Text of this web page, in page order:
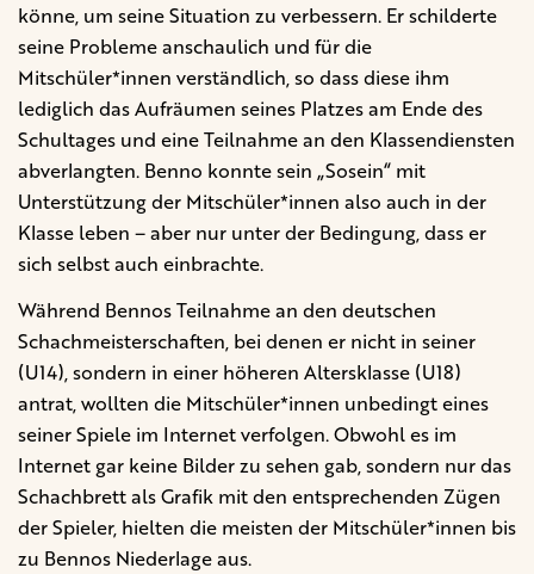
könne, um seine Situation zu verbessern. Er schilderte
seine Probleme anschaulich und für die
Mitschüler*innen verständlich, so dass diese ihm
lediglich das Aufräumen seines Platzes am Ende des
Schultages und eine Teilnahme an den Klassendiensten
abverlangten. Benno konnte sein „Sosein“ mit
Unterstützung der Mitschüler*innen also auch in der
Klasse leben – aber nur unter der Bedingung, dass er
sich selbst auch einbrachte.
Während Bennos Teilnahme an den deutschen
Schachmeisterschaften, bei denen er nicht in seiner
(U14), sondern in einer höheren Altersklasse (U18)
antrat, wollten die Mitschüler*innen unbedingt eines
seiner Spiele im Internet verfolgen. Obwohl es im
Internet gar keine Bilder zu sehen gab, sondern nur das
Schachbrett als Grafik mit den entsprechenden Zügen
der Spieler, hielten die meisten der Mitschüler*innen bis
zu Bennos Niederlage aus.